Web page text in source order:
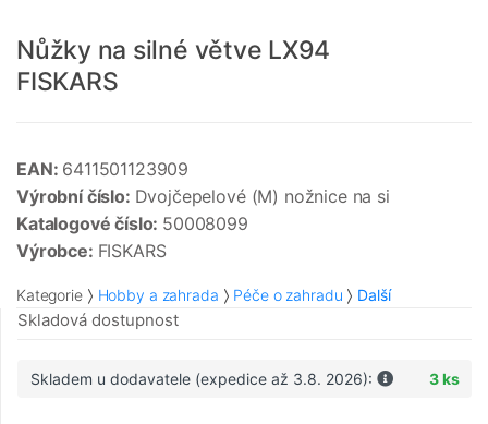
Nůžky na silné větve LX94
FISKARS
EAN: 6411501123909
Výrobní číslo: Dvojčepelové (M) nožnice na si
Katalogové číslo: 50008099
Výrobce: FISKARS
Kategorie Hobby a zahrada Péče o zahradu Další
Skladová dostupnost
Skladem u dodavatele (expedice až 3.8. 2026): 3 ks